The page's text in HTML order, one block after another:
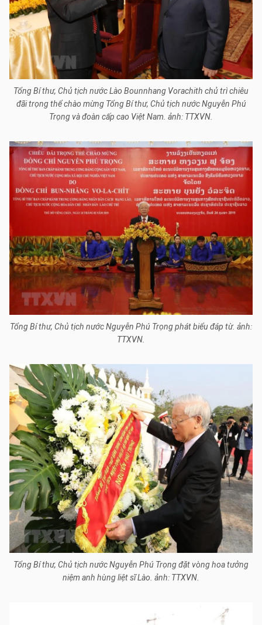
Tổng Bí thư, Chủ tịch nước Lào Bounnhang Vorachith chủ trì chiêu
đãi trọng thể chào mừng Tổng Bí thư, Chủ tịch nước Nguyễn Phú
Trọng và đoàn cấp cao Việt Nam. ảnh: TTXVN.
Tổng Bí thư, Chủ tịch nước Nguyễn Phú Trọng phát biểu đáp từ. ảnh:
TTXVN.
Tổng Bí thư, Chủ tịch nước Nguyễn Phú Trọng đặt vòng hoa tưởng
niệm anh hùng liệt sĩ Lào. ảnh: TTXVN.